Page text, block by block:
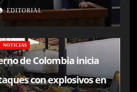
EDITORIAL
NOTICIAS
de Colombia inicia
con explosivos en